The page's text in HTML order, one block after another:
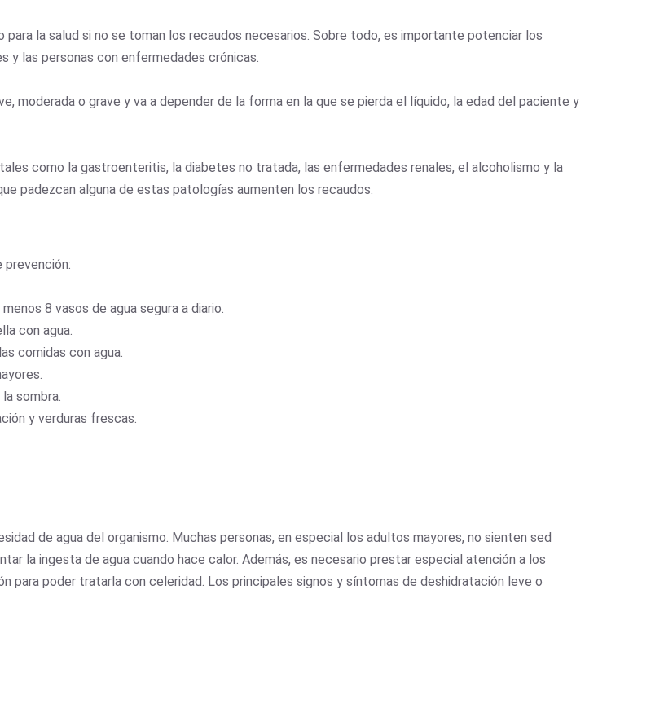
la salud si no se toman los recaudos necesarios. Sobre todo, es importante potenciar los
y las personas con enfermedades crónicas.
moderada o grave y va a depender de la forma en la que se pierda el líquido, la edad del paciente y
como la gastroenteritis, la diabetes no tratada, las enfermedades renales, el alcoholismo y la
padezcan alguna de estas patologías aumenten los recaudos.
prevención:
8 vasos de agua segura a diario.
con agua.
comidas con agua.
sombra.
y verduras frescas.
de agua del organismo. Muchas personas, en especial los adultos mayores, no sienten sed
la ingesta de agua cuando hace calor. Además, es necesario prestar especial atención a los
para poder tratarla con celeridad. Los principales signos y síntomas de deshidratación leve o